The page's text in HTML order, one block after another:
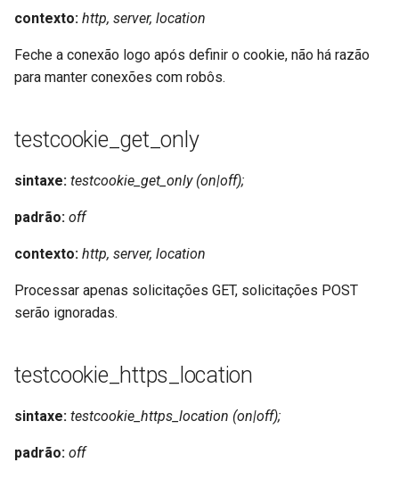
contexto: http, server, location
Feche a conexão logo após definir o cookie, não há razão
para manter conexões com robôs.
testcookie_get_only
sintaxe: testcookie_get_only (on|off);
padrão: off
contexto: http, server, location
Processar apenas solicitações GET, solicitações POST
serão ignoradas.
testcookie_https_location
sintaxe: testcookie_https_location (on|off);
padrão: off